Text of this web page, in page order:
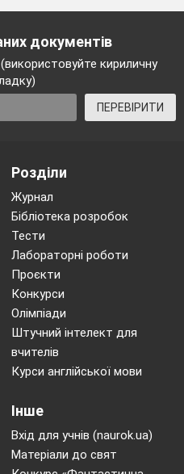
документів
кириличну
ПЕРЕВІРИТИ
Розділи
Журнал
Бібліотека розробок
Тести
Лабораторні роботи
Проєкти
Конкурси
Олімпіади
Штучний інтелект для
вчителів
Курси англійської мови
Інше
Вхід для учнів (naurok.ua)
Матеріали до свят